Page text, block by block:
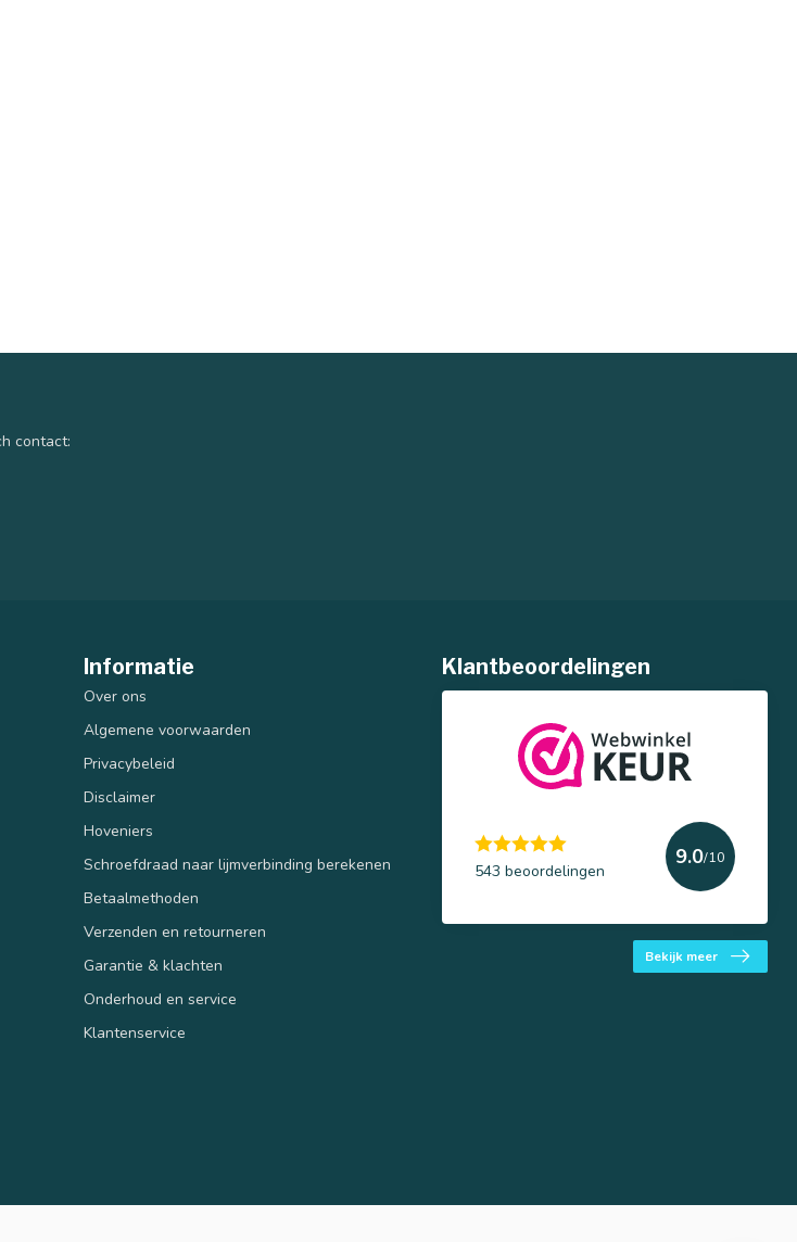
contact:
Informatie
Over ons
Algemene voorwaarden
Privacybeleid
Disclaimer
Hoveniers
Schroefdraad naar lijmverbinding berekenen
Betaalmethoden
Verzenden en retourneren
Garantie & klachten
Onderhoud en service
Klantenservice
Klantbeoordelingen
543 beoordelingen
9.0/10
Bekijk meer